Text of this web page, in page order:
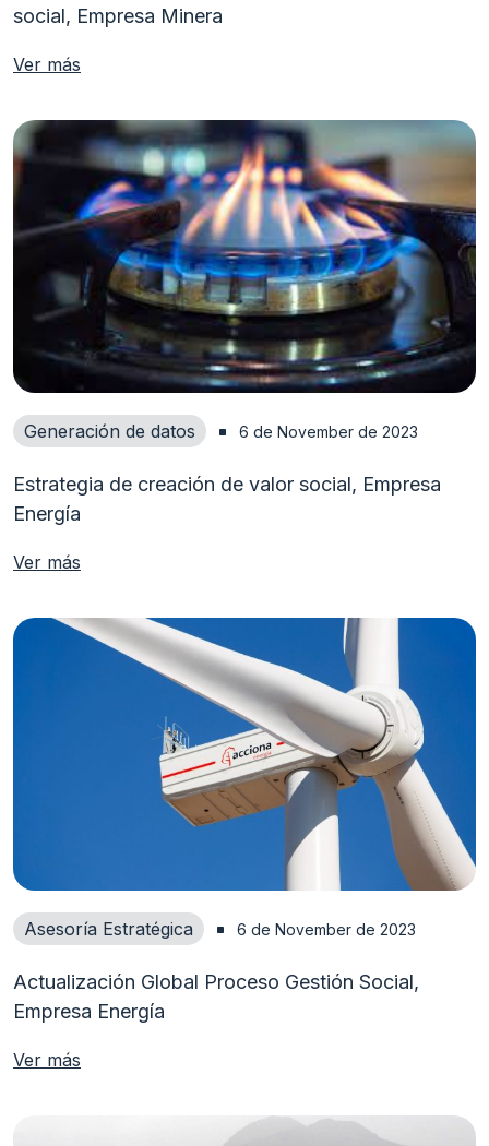
social, Empresa Minera
Ver más
Generación de datos 6 de November de 2023
Estrategia de creación de valor social, Empresa
Energía
Ver más
Asesoría Estratégica 6 de November de 2023
Actualización Global Proceso Gestión Social,
Empresa Energía
Ver más